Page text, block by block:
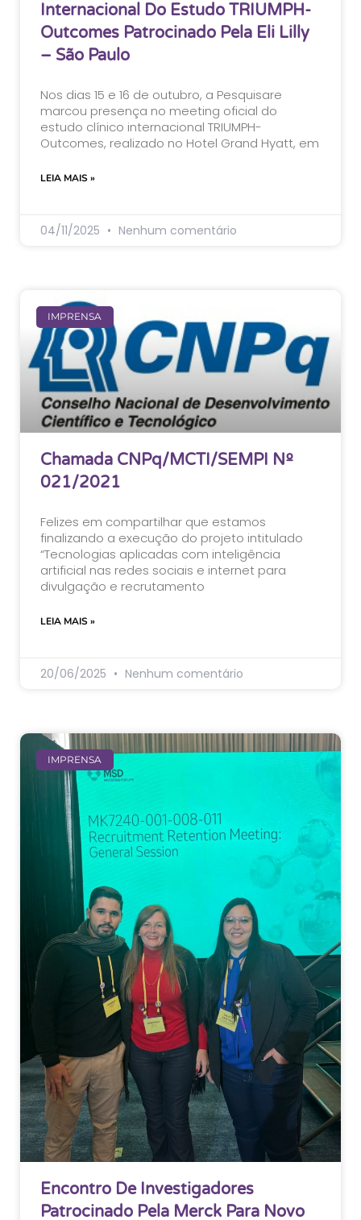
Internacional Do Estudo TRIUMPH-
Outcomes Patrocinado Pela Eli Lilly
– São Paulo
Nos dias 15 e 16 de outubro, a Pesquisare
marcou presença no meeting oficial do
estudo clínico internacional TRIUMPH-
Outcomes, realizado no Hotel Grand Hyatt, em
LEIA MAIS »
04/11/2025 Nenhum comentário
IMPRENSA
Chamada CNPq/MCTI/SEMPI Nº
021/2021
Felizes em compartilhar que estamos
finalizando a execução do projeto intitulado
“Tecnologias aplicadas com inteligência
artificial nas redes sociais e internet para
divulgação e recrutamento
LEIA MAIS »
20/06/2025 Nenhum comentário
IMPRENSA
Encontro De Investigadores
Patrocinado Pela Merck Para Novo